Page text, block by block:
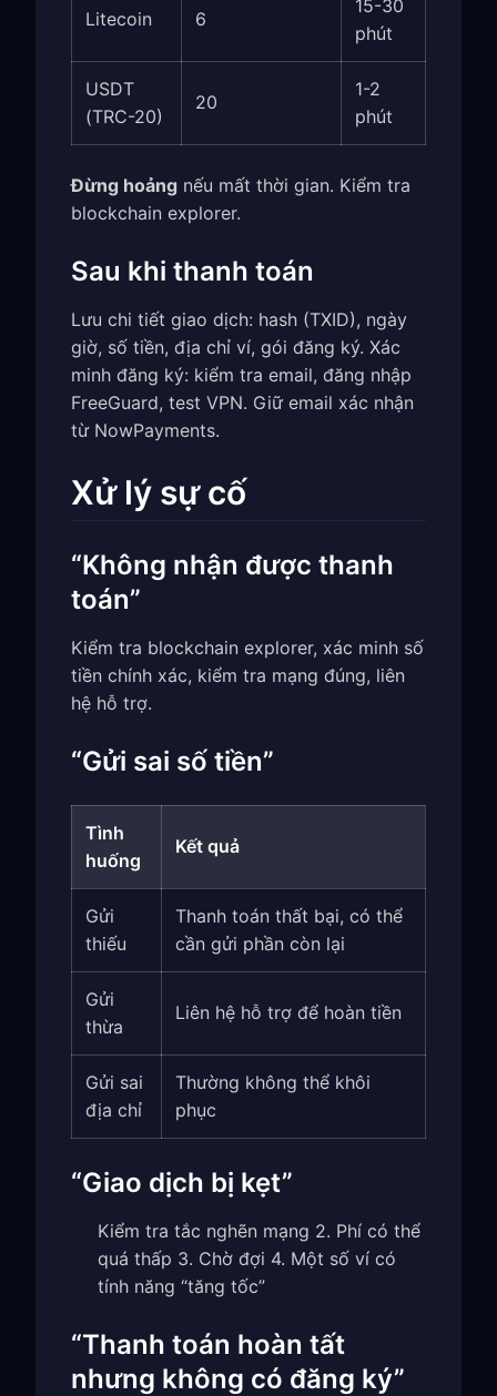
Litecoin 6
15-30
phút
USDT
(TRC-20)
20
1-2
phút
Đừng hoảng nếu mất thời gian. Kiểm tra
blockchain explorer.
Sau khi thanh toán
Lưu chi tiết giao dịch: hash (TXID), ngày
giờ, số tiền, địa chỉ ví, gói đăng ký. Xác
minh đăng ký: kiểm tra email, đăng nhập
FreeGuard, test VPN. Giữ email xác nhận
từ NowPayments.
Xử lý sự cố
“Không nhận được thanh
toán”
Kiểm tra blockchain explorer, xác minh số
tiền chính xác, kiểm tra mạng đúng, liên
hệ hỗ trợ.
“Gửi sai số tiền”
Tình
huống
Kết quả
Gửi
thiếu
Thanh toán thất bại, có thể
cần gửi phần còn lại
Gửi
thừa
Liên hệ hỗ trợ để hoàn tiền
Gửi sai
địa chỉ
Thường không thể khôi
phục
“Giao dịch bị kẹt”
Kiểm tra tắc nghẽn mạng 2. Phí có thể
quá thấp 3. Chờ đợi 4. Một số ví có
tính năng “tăng tốc”
“Thanh toán hoàn tất
nhưng không có đăng ký”